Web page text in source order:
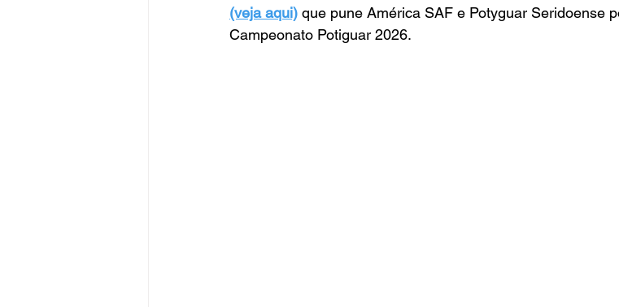
(veja aqui) que pune América SAF e Potyguar Seridoense
Campeonato Potiguar 2026.